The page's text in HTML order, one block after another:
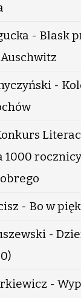
- Blask
-
- Bo w
-
-